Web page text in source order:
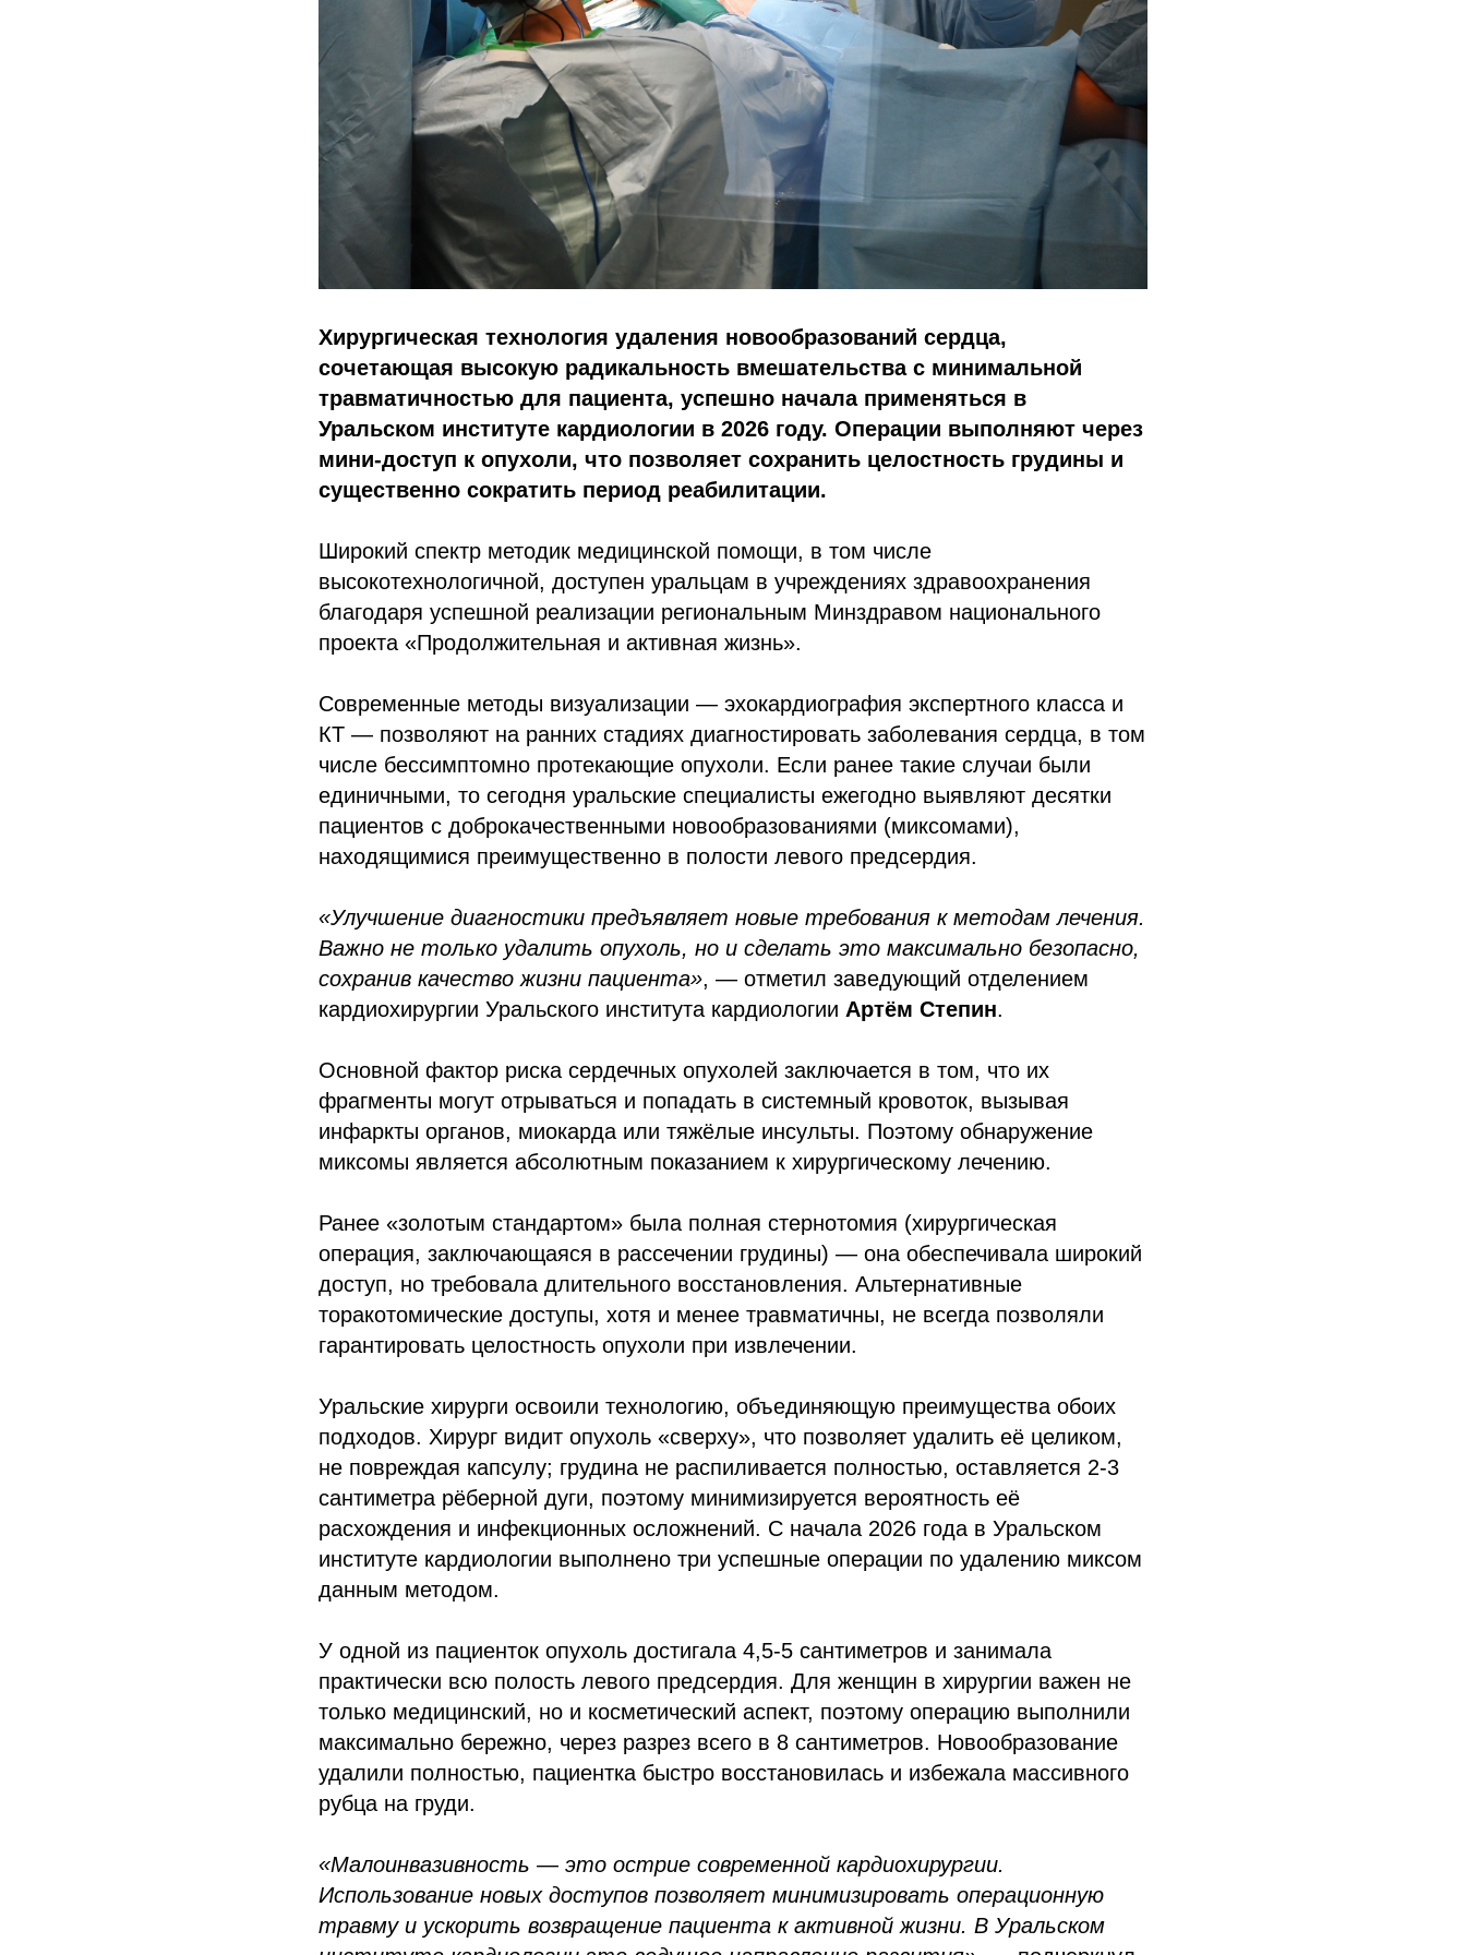
Хирургическая технология удаления новообразований сердца,
сочетающая высокую радикальность вмешательства с минимальной
травматичностью для пациента, успешно начала применяться в
Уральском институте кардиологии в 2026 году. Операции выполняют через
мини-доступ к опухоли, что позволяет сохранить целостность грудины и
существенно сократить период реабилитации.
Широкий спектр методик медицинской помощи, в том числе
высокотехнологичной, доступен уральцам в учреждениях здравоохранения
благодаря успешной реализации региональным Минздравом национального
проекта «Продолжительная и активная жизнь».
Современные методы визуализации — эхокардиография экспертного класса и
КТ — позволяют на ранних стадиях диагностировать заболевания сердца, в том
числе бессимптомно протекающие опухоли. Если ранее такие случаи были
единичными, то сегодня уральские специалисты ежегодно выявляют десятки
пациентов с доброкачественными новообразованиями (миксомами),
находящимися преимущественно в полости левого предсердия.
«Улучшение диагностики предъявляет новые требования к методам лечения.
Важно не только удалить опухоль, но и сделать это максимально безопасно,
сохранив качество жизни пациента», — отметил заведующий отделением
кардиохирургии Уральского института кардиологии Артём Степин.
Основной фактор риска сердечных опухолей заключается в том, что их
фрагменты могут отрываться и попадать в системный кровоток, вызывая
инфаркты органов, миокарда или тяжёлые инсульты. Поэтому обнаружение
миксомы является абсолютным показанием к хирургическому лечению.
Ранее «золотым стандартом» была полная стернотомия (хирургическая
операция, заключающаяся в рассечении грудины) — она обеспечивала широкий
доступ, но требовала длительного восстановления. Альтернативные
торакотомические доступы, хотя и менее травматичны, не всегда позволяли
гарантировать целостность опухоли при извлечении.
Уральские хирурги освоили технологию, объединяющую преимущества обоих
подходов. Хирург видит опухоль «сверху», что позволяет удалить её целиком,
не повреждая капсулу; грудина не распиливается полностью, оставляется 2-3
сантиметра рёберной дуги, поэтому минимизируется вероятность её
расхождения и инфекционных осложнений. С начала 2026 года в Уральском
институте кардиологии выполнено три успешные операции по удалению миксом
данным методом.
У одной из пациенток опухоль достигала 4,5-5 сантиметров и занимала
практически всю полость левого предсердия. Для женщин в хирургии важен не
только медицинский, но и косметический аспект, поэтому операцию выполнили
максимально бережно, через разрез всего в 8 сантиметров. Новообразование
удалили полностью, пациентка быстро восстановилась и избежала массивного
рубца на груди.
«Малоинвазивность — это острие современной кардиохирургии.
Использование новых доступов позволяет минимизировать операционную
травму и ускорить возвращение пациента к активной жизни. В Уральском